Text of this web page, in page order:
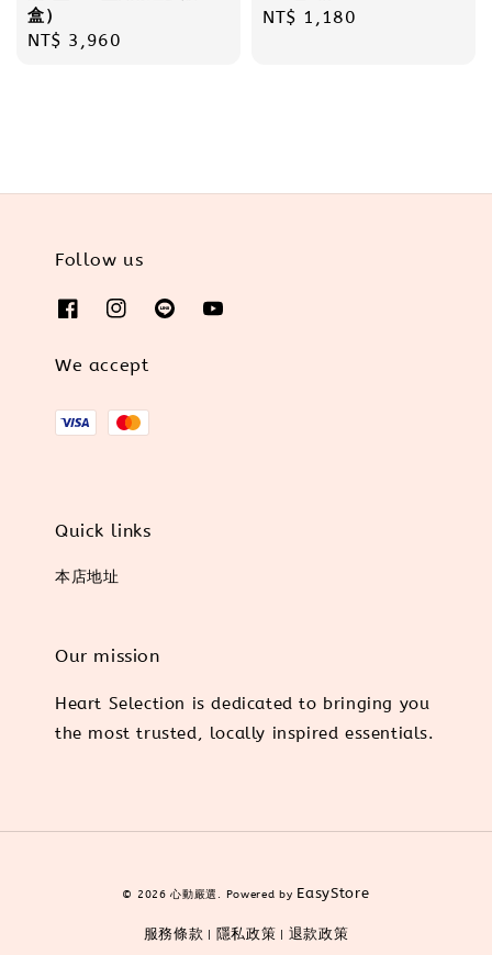
盒）
Regular
NT$ 3,960
Regular
NT$ 1,180
Follow us
We accept
Quick links
本店地址
Our mission
Heart Selection is dedicated to bringing you
the most trusted, locally inspired essentials.
© 2026 心動嚴選. Powered by EasyStore
服務條款 隱私政策 退款政策